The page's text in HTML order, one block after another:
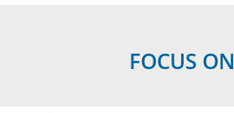
FOCUS ON